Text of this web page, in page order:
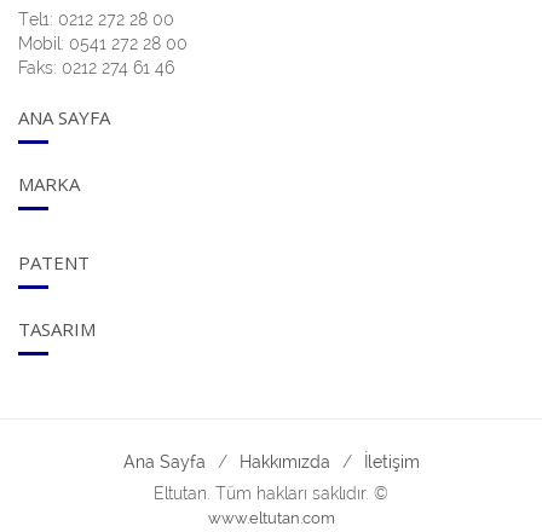
Tel1: 0212 272 28 00
Mobil: 0541 272 28 00
Faks: 0212 274 61 46
ANA SAYFA
MARKA
PATENT
TASARIM
Ana Sayfa Hakkımızda
İletişim
Eltutan. Tüm hakları saklıdır. ©
www.eltutan.com